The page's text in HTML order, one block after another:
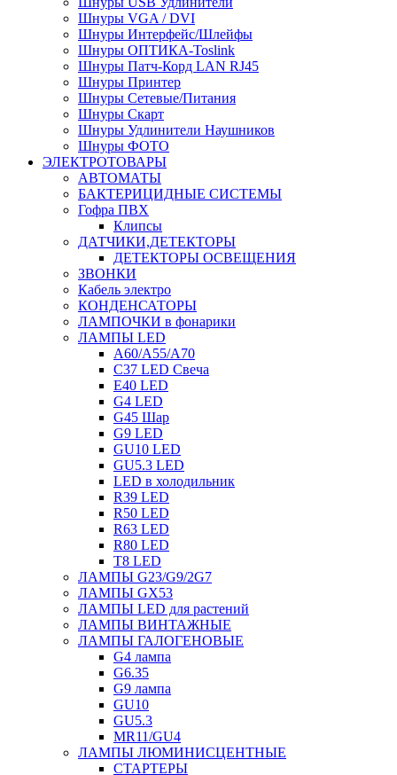
Шнуры VGA / DVI
Шнуры Интерфейс/Шлейфы
Шнуры ОПТИКА-Toslink
Шнуры Патч-Корд LAN RJ45
Шнуры Принтер
Шнуры Сетевые/Питания
Шнуры Скарт
Шнуры Удлинители Наушников
Шнуры ФОТО
ЭЛЕКТРОТОВАРЫ
АВТОМАТЫ
БАКТЕРИЦИДНЫЕ СИСТЕМЫ
Гофра ПВХ
Клипсы
ДАТЧИКИ,ДЕТЕКТОРЫ
ДЕТЕКТОРЫ ОСВЕЩЕНИЯ
ЗВОНКИ
Кабель электро
КОНДЕНСАТОРЫ
ЛАМПОЧКИ в фонарики
ЛАМПЫ LED
A60/A55/A70
C37 LED Свеча
E40 LED
G4 LED
G45 Шар
G9 LED
GU10 LED
GU5.3 LED
LED в холодильник
R39 LED
R50 LED
R63 LED
R80 LED
T8 LED
ЛАМПЫ G23/G9/2G7
ЛАМПЫ GX53
ЛАМПЫ LED для растений
ЛАМПЫ ВИНТАЖНЫЕ
ЛАМПЫ ГАЛОГЕНОВЫЕ
G4 лампа
G6.35
G9 лампа
GU10
GU5.3
MR11/GU4
ЛАМПЫ ЛЮМИНИСЦЕНТНЫЕ
СТАРТЕРЫ